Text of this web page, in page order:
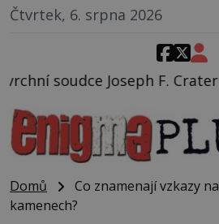
Čtvrtek, 6. srpna 2026
Crater se 6. srpna 1930
Domů
Co znamenají vzkazy
kamenech?